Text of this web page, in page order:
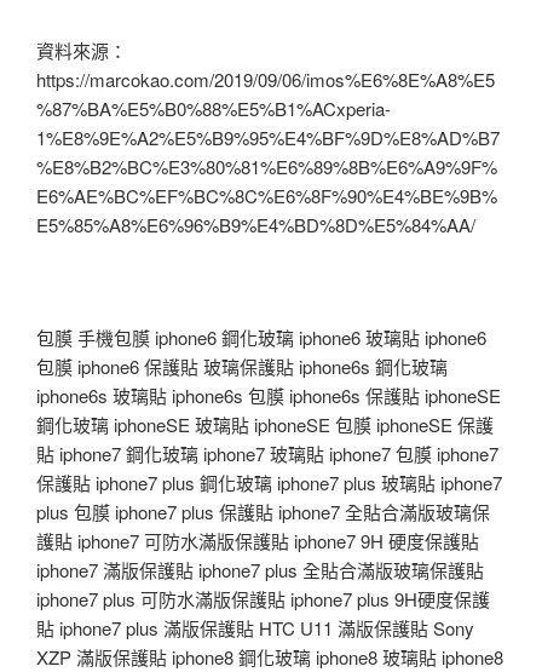
資料來源：
https://marcokao.com/2019/09/06/imos%E6%8E%A8%E5
%87%BA%E5%B0%88%E5%B1%ACxperia-
1%E8%9E%A2%E5%B9%95%E4%BF%9D%E8%AD%B7
%E8%B2%BC%E3%80%81%E6%89%8B%E6%A9%9F%
E6%AE%BC%EF%BC%8C%E6%8F%90%E4%BE%9B%
E5%85%A8%E6%96%B9%E4%BD%8D%E5%84%AA/
包膜 手機包膜 iphone6 鋼化玻璃 iphone6 玻璃貼 iphone6
包膜 iphone6 保護貼 玻璃保護貼 iphone6s 鋼化玻璃
iphone6s 玻璃貼 iphone6s 包膜 iphone6s 保護貼 iphoneSE
鋼化玻璃 iphoneSE 玻璃貼 iphoneSE 包膜 iphoneSE 保護
貼 iphone7 鋼化玻璃 iphone7 玻璃貼 iphone7 包膜 iphone7
保護貼 iphone7 plus 鋼化玻璃 iphone7 plus 玻璃貼 iphone7
plus 包膜 iphone7 plus 保護貼 iphone7 全貼合滿版玻璃保
護貼 iphone7 可防水滿版保護貼 iphone7 9H 硬度保護貼
iphone7 滿版保護貼 iphone7 plus 全貼合滿版玻璃保護貼
iphone7 plus 可防水滿版保護貼 iphone7 plus 9H硬度保護
貼 iphone7 plus 滿版保護貼 HTC U11 滿版保護貼 Sony
XZP 滿版保護貼 iphone8 鋼化玻璃 iphone8 玻璃貼 iphone8